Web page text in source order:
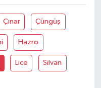
Çınar Çüngüş
Hazro
Lice Silvan